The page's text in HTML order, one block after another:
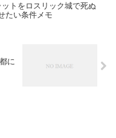
トをロスリック城で死ぬ
たい条件メモ
に